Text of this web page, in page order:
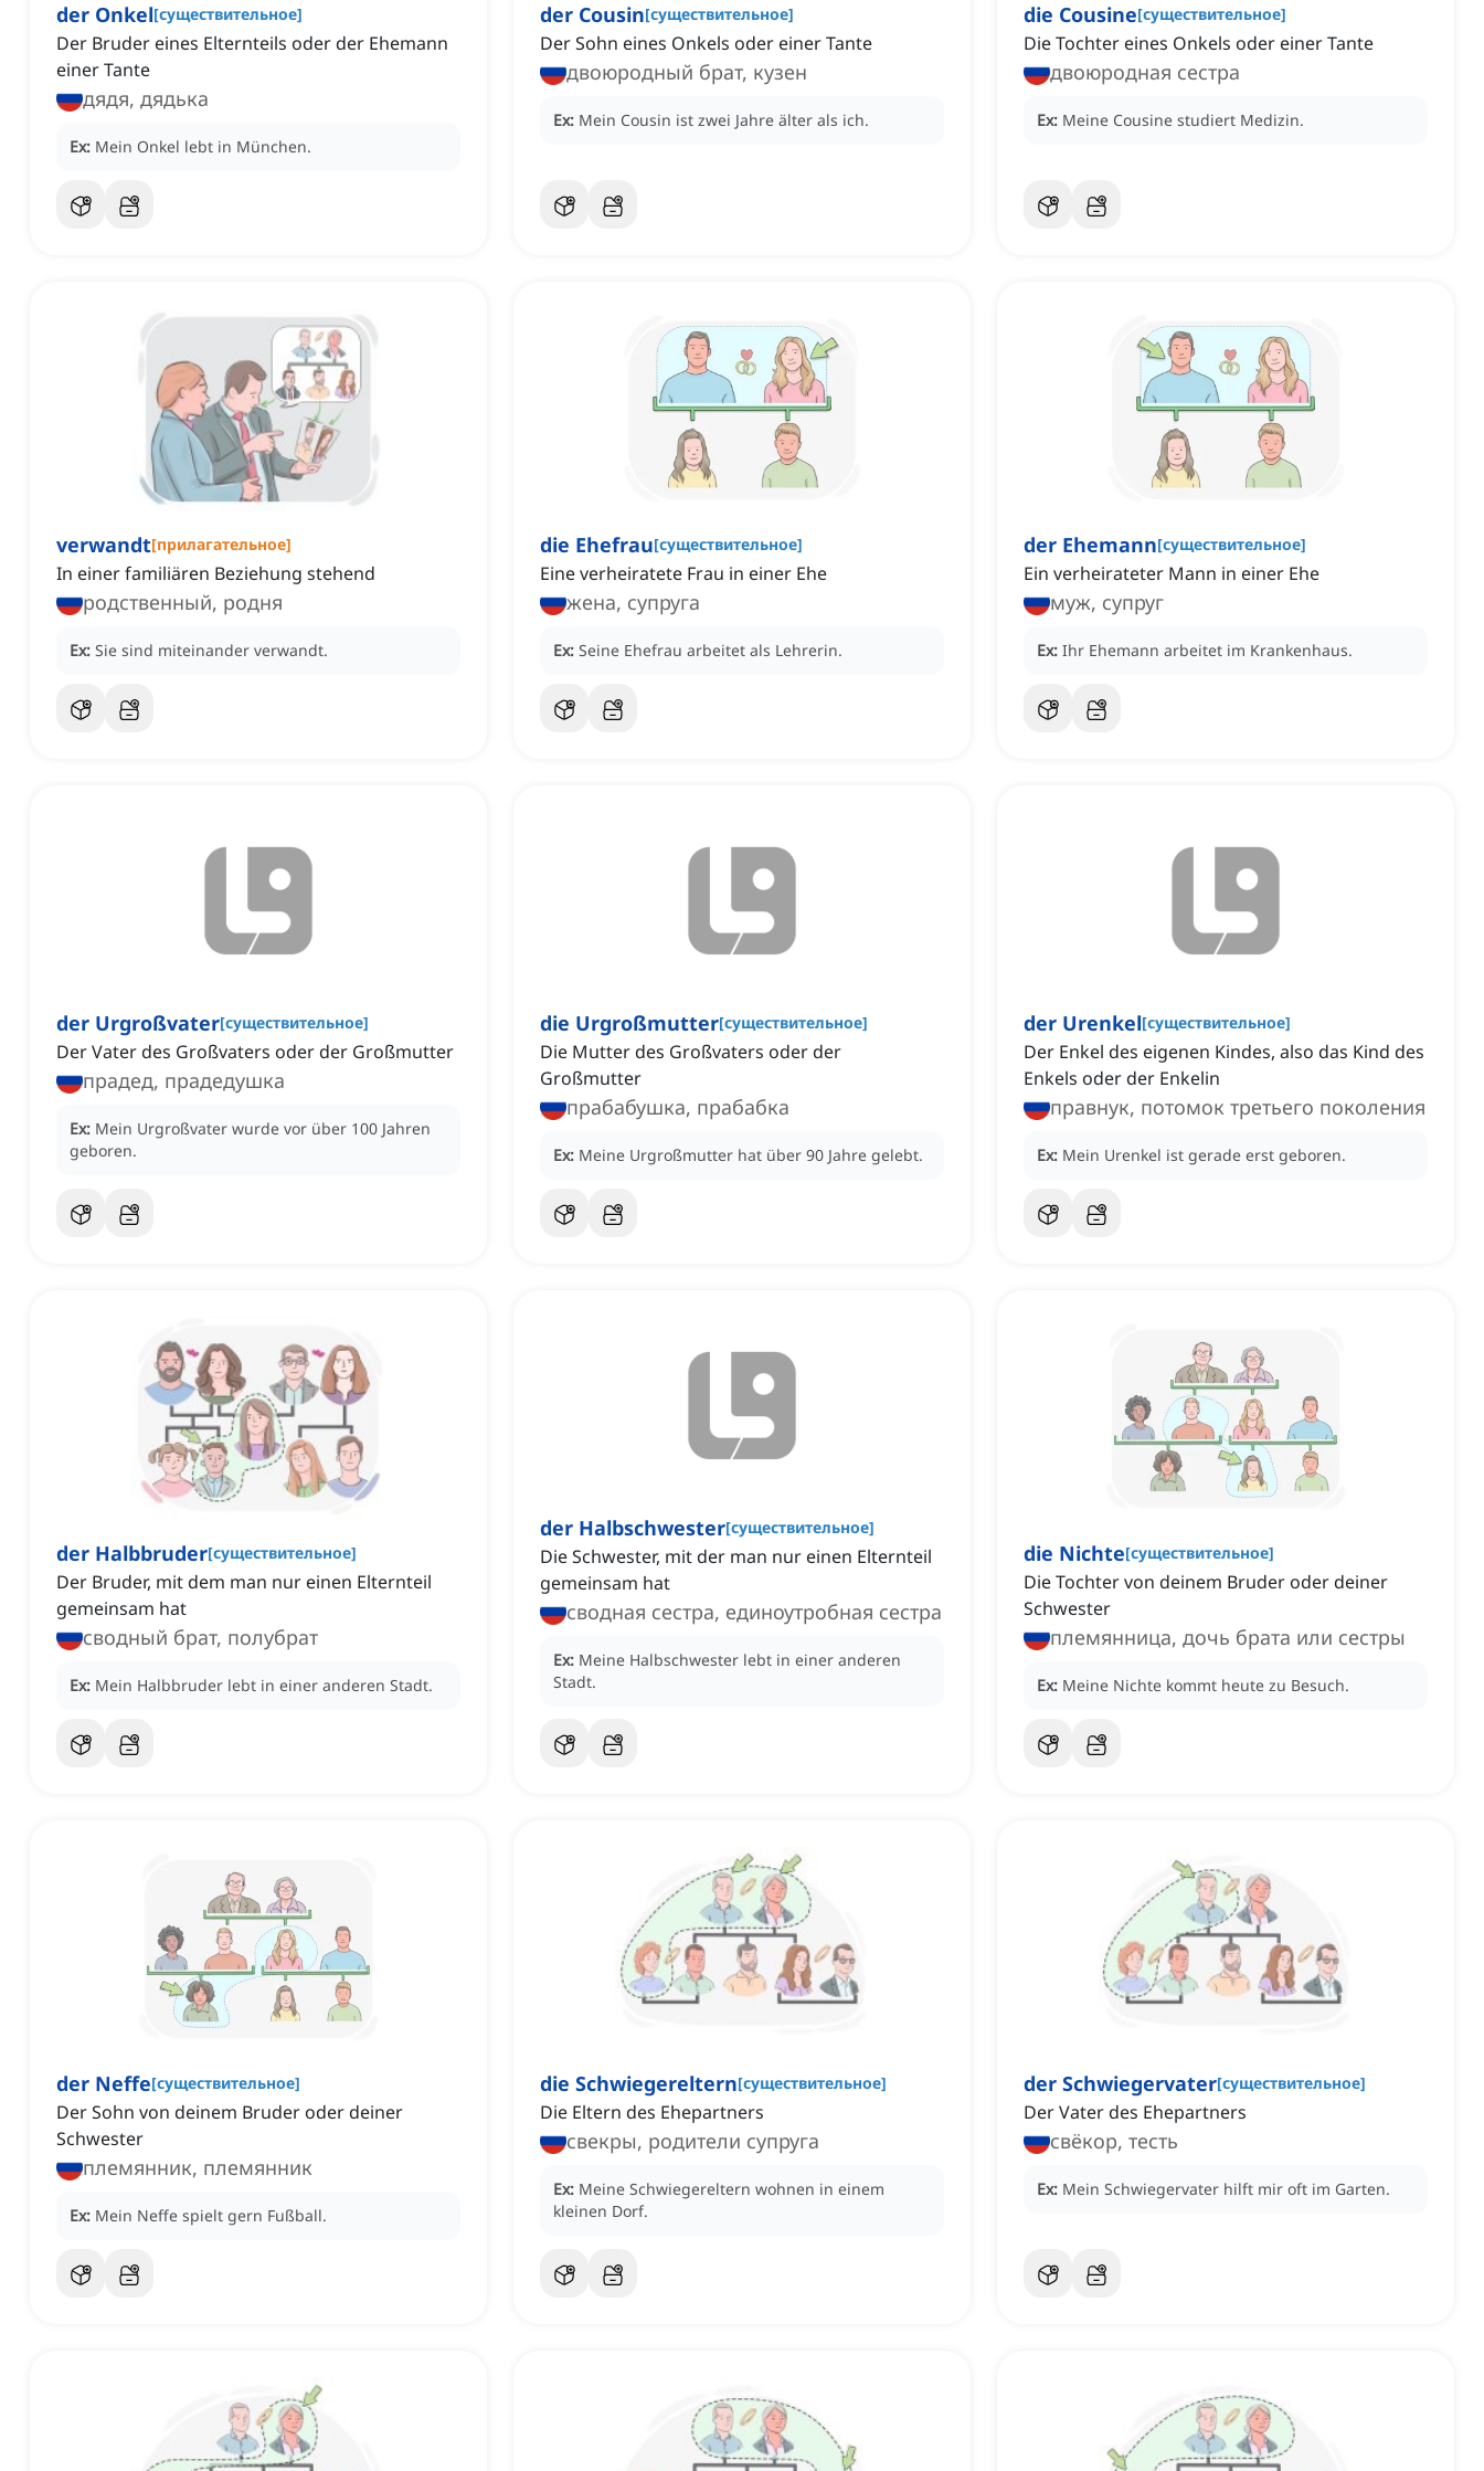
der Onkel[существительное]
Der Bruder eines Elternteils oder der Ehemann
einer Tante
дядя, дядька
Ex: Mein Onkel lebt in München.
der Cousin[существительное]
Der Sohn eines Onkels oder einer Tante
двоюродный брат, кузен
Ex: Mein Cousin ist zwei Jahre älter als ich.
die Cousine[существительное]
Die Tochter eines Onkels oder einer Tante
двоюродная сестра
Ex: Meine Cousine studiert Medizin.
verwandt[прилагательное]
In einer familiären Beziehung stehend
родственный, родня
Ex: Sie sind miteinander verwandt.
die Ehefrau[существительное]
Eine verheiratete Frau in einer Ehe
жена, супруга
Ex: Seine Ehefrau arbeitet als Lehrerin.
der Ehemann[существительное]
Ein verheirateter Mann in einer Ehe
муж, супруг
Ex: Ihr Ehemann arbeitet im Krankenhaus.
der Urgroßvater[существительное]
Der Vater des Großvaters oder der Großmutter
прадед, прадедушка
Ex: Mein Urgroßvater wurde vor über 100 Jahren
geboren.
die Urgroßmutter[существительное]
Die Mutter des Großvaters oder der
Großmutter
прабабушка, прабабка
Ex: Meine Urgroßmutter hat über 90 Jahre gelebt.
der Urenkel[существительное]
Der Enkel des eigenen Kindes, also das Kind des
Enkels oder der Enkelin
правнук, потомок третьего поколения
Ex: Mein Urenkel ist gerade erst geboren.
der Halbbruder[существительное]
Der Bruder, mit dem man nur einen Elternteil
gemeinsam hat
сводный брат, полубрат
Ex: Mein Halbbruder lebt in einer anderen Stadt.
der Halbschwester[существительное]
Die Schwester, mit der man nur einen Elternteil
gemeinsam hat
сводная сестра, единоутробная сестра
Ex: Meine Halbschwester lebt in einer anderen
Stadt.
die Nichte[существительное]
Die Tochter von deinem Bruder oder deiner
Schwester
племянница, дочь брата или сестры
Ex: Meine Nichte kommt heute zu Besuch.
der Neffe[существительное]
Der Sohn von deinem Bruder oder deiner
Schwester
племянник, племянник
Ex: Mein Neffe spielt gern Fußball.
die Schwiegereltern[существительное]
Die Eltern des Ehepartners
свекры, родители супруга
Ex: Meine Schwiegereltern wohnen in einem
kleinen Dorf.
der Schwiegervater[существительное]
Der Vater des Ehepartners
свёкор, тесть
Ex: Mein Schwiegervater hilft mir oft im Garten.